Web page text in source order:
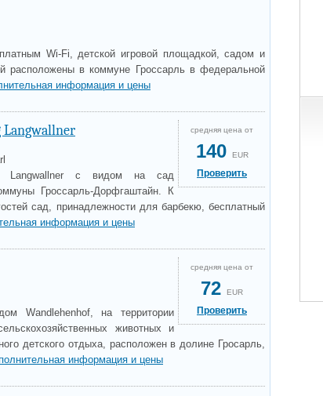
Wi-Fi, детской игровой площадкой, садом и
расположены в коммуне Гроссарль в федеральной
информация и цены
средняя цена от
140 EUR
Проверить
Langwallner с видом на сад
Гроссарль-Дорфгаштайн. К
сад, принадлежности для барбекю, бесплатный
информация и цены
средняя цена от
72 EUR
Проверить
Wandlehenhof, на территории
животных и
детского отдыха, расположен в долине Гросарль,
информация и цены